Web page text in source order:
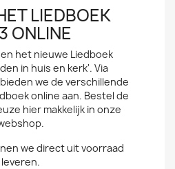
LIEDBOEK
ONLINE
het nieuwe Liedboek
in huis en kerk'. Via
we de verschillende
online aan. Bestel de
hier makkelijk in onze
we direct uit voorraad
leveren.